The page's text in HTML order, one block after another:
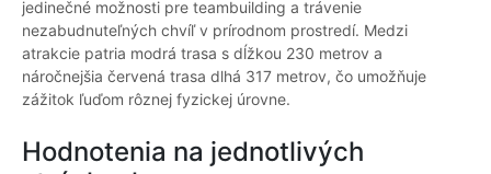
jedinečné možnosti pre teambuilding a trávenie
nezabudnuteľných chvíľ v prírodnom prostredí. Medzi
atrakcie patria modrá trasa s dĺžkou 230 metrov a
náročnejšia červená trasa dlhá 317 metrov, čo umožňuje
zážitok ľuďom rôznej fyzickej úrovne.
Hodnotenia na jednotlivých